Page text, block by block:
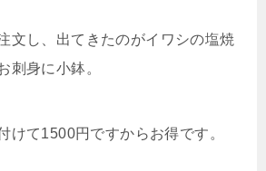
文し、出てきたのがイワシの塩焼
刺身に小鉢。
けて1500円ですからお得です。